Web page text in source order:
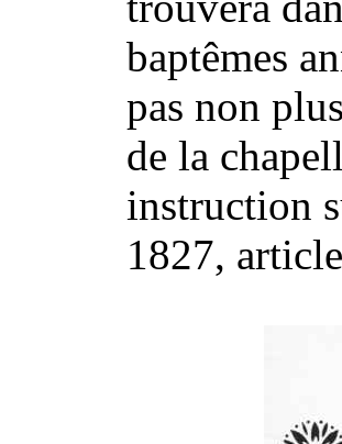
baptêmes
pas non
de la
instruction
1827,